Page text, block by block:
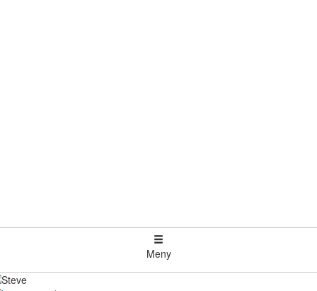
Meny